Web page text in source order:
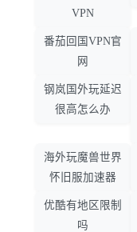
VPN
番茄回国VPN官
网
钢岚国外玩延迟
很高怎么办
海外玩魔兽世界
怀旧服加速器
优酷有地区限制
吗